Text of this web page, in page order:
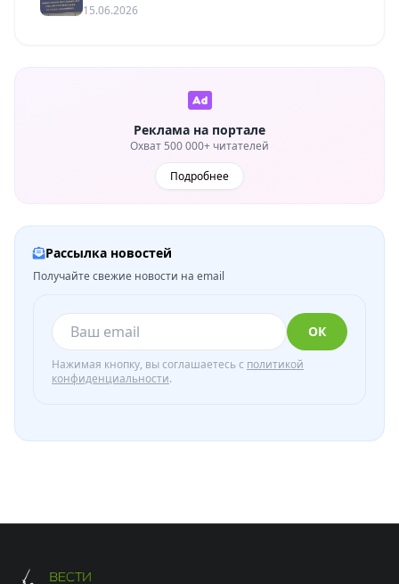
15.06.2026
Реклама на портале
Охват 500 000+ читателей
Подробнее
Рассылка новостей
Получайте свежие новости на email
ОК
Нажимая кнопку, вы соглашаетесь с политикой
конфиденциальности.